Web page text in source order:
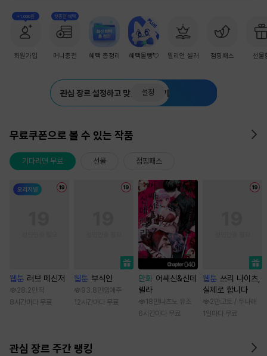
+1,000원
회원가입
첫충전 혜택
머니충전 혜택 총정리 혜택몰빵💘 밀리언 셀러 점핑패스 선물
관심 장르 설정하고 맞춤 추천 받기
설정
무료쿠폰으로 볼 수 있는 작품
기다리면 무료 선물 점핑패스
웹툰 러브 메신저
28.2만 딱
8시간마다 무료
웹툰 부식인
93.8만 임애주
12시간마다 무료
만화 어쌔신&신데
렐라
18만 나츠노 유조
6시간마다 무료
웹툰 쓰리 나이츠,
실제로 합니다
2만 고토 / 두나래
1일마다 무료
관심 장르 주간 랭킹